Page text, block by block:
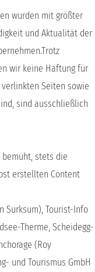
wurden mit größter
und Aktualität der
wir keine Haftung für
Seiten sowie
sind ausschließlich
stets die
erstellten Content
Surksum), Tourist-Info
Therme, Scheidegg-
(Roy
und Tourismus GmbH